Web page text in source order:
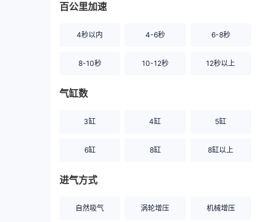
百公里加速
4秒以内 4-6秒 6-8秒
8-10秒 10-12秒 12秒以上
气缸数
3缸 4缸 5缸
6缸 8缸 8缸以上
进气方式
自然吸气 涡轮增压 机械增压